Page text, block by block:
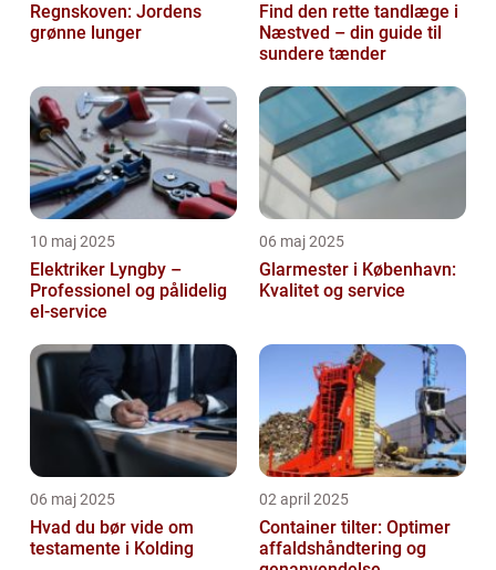
Regnskoven: Jordens
grønne lunger
Find den rette tandlæge i
Næstved – din guide til
sundere tænder
10 maj 2025
Elektriker Lyngby –
Professionel og pålidelig
el-service
06 maj 2025
Glarmester i København:
Kvalitet og service
06 maj 2025
Hvad du bør vide om
testamente i Kolding
02 april 2025
Container tilter: Optimer
affaldshåndtering og